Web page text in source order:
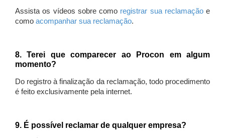
Assista os vídeos sobre como registrar sua reclamaçãoe
como acompanhar sua reclamação.
8. Terei que comparecer ao Procon em algum
momento?
Do registro à finalização da reclamação, todo procedimento
é feito exclusivamente pela internet.
9. É possível reclamar de qualquer empresa?